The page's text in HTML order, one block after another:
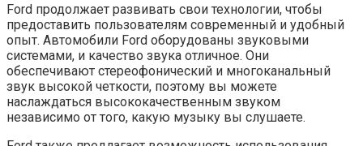
Ford продолжает развивать свои технологии, чтобы
предоставить пользователям современный и удобный
опыт. Автомобили Ford оборудованы звуковыми
системами, и качество звука отличное. Они
обеспечивают стереофонический и многоканальный
звук высокой четкости, поэтому вы можете
наслаждаться высококачественным звуком
независимо от того, какую музыку вы слушаете.